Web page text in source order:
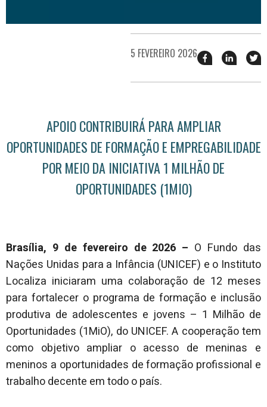
5 FEVEREIRO 2026 Compartilhar
esse
no
esse
no
APOIO CONTRIBUIRÁ PARA AMPLIAR
OPORTUNIDADES DE FORMAÇÃO E EMPREGABILIDADE
POR MEIO DA INICIATIVA 1 MILHÃO DE
OPORTUNIDADES (1MIO)
Brasília, 9 de fevereiro de 2026 – O Fundo das
Nações Unidas para a Infância (UNICEF) e o Instituto
Localiza iniciaram uma colaboração de 12 meses
para fortalecer o programa de formação e inclusão
produtiva de adolescentes e jovens – 1 Milhão de
Oportunidades (1MiO), do UNICEF. A cooperação tem
como objetivo ampliar o acesso de meninas e
meninos a oportunidades de formação profissional e
trabalho decente em todo o país.